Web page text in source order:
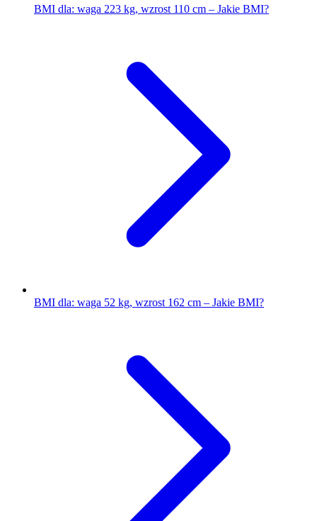
BMI dla: waga 223 kg, wzrost 110 cm – Jakie BMI?
BMI dla: waga 52 kg, wzrost 162 cm – Jakie BMI?